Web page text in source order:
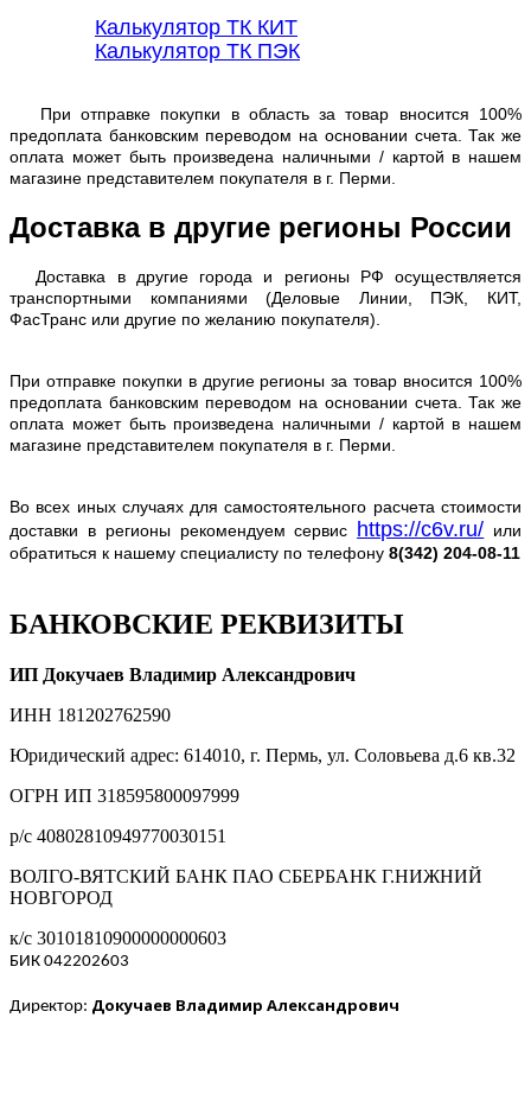
Калькулятор ТК КИТ
Калькулятор ТК ПЭК
При отправке покупки в область за товар вносится 100%
предоплата банковским переводом на основании счета. Так же
оплата может быть произведена наличными / картой в нашем
магазине представителем покупателя в г. Перми.
Доставка в другие регионы России
Доставка в другие города и регионы РФ осуществляется
транспортными компаниями (Деловые Линии, ПЭК, КИТ,
ФасТранс или другие по желанию покупателя).
При отправке покупки в другие регионы за товар вносится 100%
предоплата банковским переводом на основании счета. Так же
оплата может быть произведена наличными / картой в нашем
магазине представителем покупателя в г. Перми.
Во всех иных случаях для самостоятельного расчета стоимости
доставки в регионы рекомендуем сервис
https://c6v.ru/ или
обратиться к нашему специалисту по телефону 8(342) 204-08-11
БАНКОВСКИЕ РЕКВИЗИТЫ
ИП Докучаев Владимир Александрович
ИНН 181202762590
Юридический адрес: 614010, г. Пермь, ул. Соловьева д.6 кв.32
ОГРН ИП 318595800097999
р/с 40802810949770030151
ВОЛГО-ВЯТСКИЙ БАНК ПАО СБЕРБАНК Г.НИЖНИЙ
НОВГОРОД
к/с 30101810900000000603
БИК 042202603
Директор: Докучаев Владимир Александрович